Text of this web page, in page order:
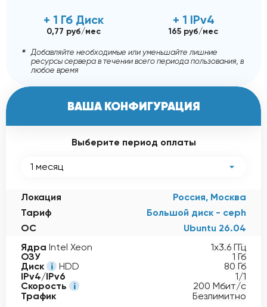
+ 1 Гб Диск
0,77 руб/мес
+ 1 IPv4
165 руб/мес
Добавляйте необходимые или уменьшайте лишние
ресурсы сервера в течении всего периода пользования, в
любое время
ВАША КОНФИГУРАЦИЯ
Выберите период оплаты
1 месяц
Локация
Россия, Москва
Тариф
Большой диск - ceph
ОС
Ubuntu 26.04
Ядра Intel Xeon
1x3.6 ГГц
ОЗУ
1 Гб
Диск
HDD
80 Гб
IPv4/IPv6
1/1
Скорость
200 Мбит/с
Трафик
Безлимитно